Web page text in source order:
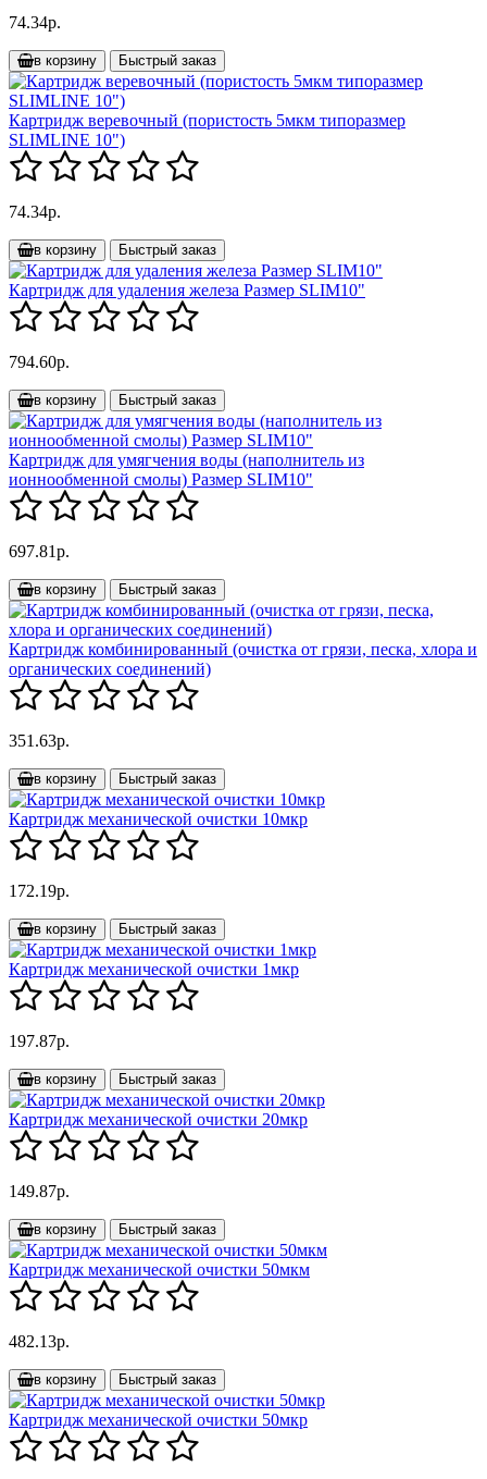
74.34р.
в корзину Быстрый заказ
Картридж веревочный (пористость 5мкм типоразмер
SLIMLINE 10")
74.34р.
в корзину Быстрый заказ
Картридж для удаления железа Размер SLIM10"
794.60р.
в корзину Быстрый заказ
Картридж для умягчения воды (наполнитель из
ионнообменной смолы) Размер SLIM10"
697.81р.
в корзину Быстрый заказ
Картридж комбинированный (очистка от грязи, песка, хлора и
органических соединений)
351.63р.
в корзину Быстрый заказ
Картридж механической очистки 10мкр
172.19р.
в корзину Быстрый заказ
Картридж механической очистки 1мкр
197.87р.
в корзину Быстрый заказ
Картридж механической очистки 20мкр
149.87р.
в корзину Быстрый заказ
Картридж механической очистки 50мкм
482.13р.
в корзину Быстрый заказ
Картридж механической очистки 50мкр